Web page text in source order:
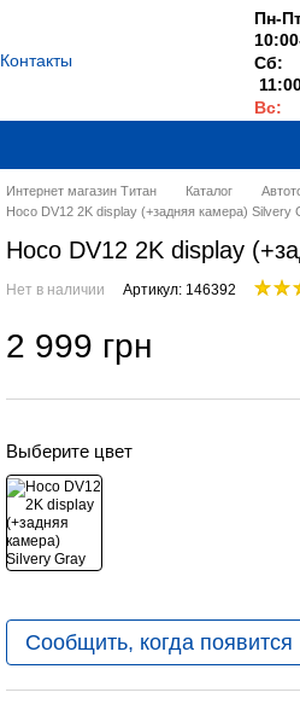
Контакты
Пн-
Сб:
Вс:
Интернет магазин Титан Каталог
Hoco DV12 2K display (+задняя камера) Silvery
Hoco DV12 2K display
Нет в наличии Артикул: 146392
2 999 грн
Выберите цвет
Сообщить, когда появится